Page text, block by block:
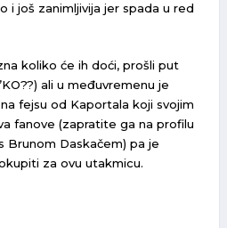
i još zanimljivija jer spada u red
koliko će ih doći, prošli put
ali u međuvremenu je
fejsu od Kaportala koji svojim
fanove (zapratite ga na profilu
Brunom Daskačem) pa je
za ovu utakmicu.